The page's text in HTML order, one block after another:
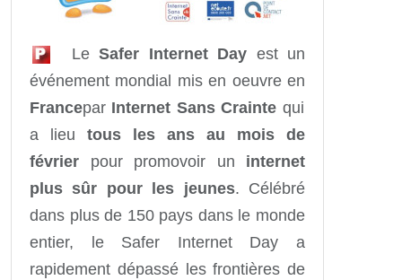
LeSafer Internet Day est un
événement mondial mis en oeuvre en
Francepar Internet Sans Crainte qui
a lieu tous les ans au mois de
février pour promovoir un internet
plus sûr pour les jeunes. Célébré
dans plus de 150 pays dans le monde
entier, le Safer Internet Day a
rapidement dépassé les frontières de